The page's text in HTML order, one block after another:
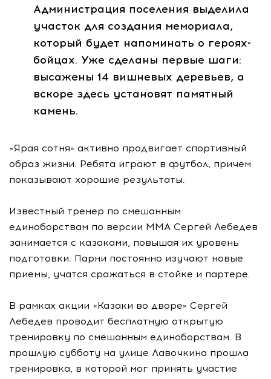
Администрация поселения выделила
участок для создания мемориала,
который будет напоминать о героях-
бойцах. Уже сделаны первые шаги:
высажены 14 вишневых деревьев, а
вскоре здесь установят памятный
камень.
«Ярая сотня» активно продвигает спортивный
образ жизни. Ребята играют в футбол, причем
показывают хорошие результаты.
Известный тренер по смешанным
единоборствам по версии ММА Сергей Лебедев
занимается с казаками, повышая их уровень
подготовки. Парни постоянно изучают новые
приемы, учатся сражаться в стойке и партере.
В рамках акции «Казаки во дворе» Сергей
Лебедев проводит бесплатную открытую
тренировку по смешанным единоборствам. В
прошлую субботу на улице Лавочкина прошла
тренировка, в которой мог принять участие